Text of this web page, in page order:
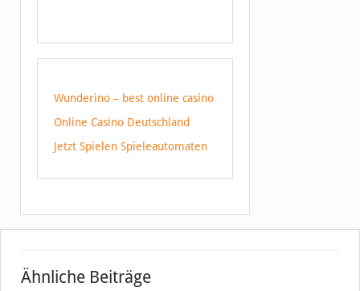
Wunderino – best online casino
Online Casino Deutschland
Jetzt Spielen Spieleautomaten
Ähnliche Beiträge